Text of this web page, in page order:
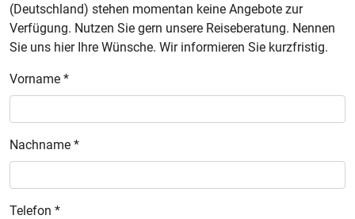
(Deutschland) stehen momentan keine Angebote zur
Verfügung. Nutzen Sie gern unsere Reiseberatung. Nennen
Sie uns hier Ihre Wünsche. Wir informieren Sie kurzfristig.
Vorname *
Nachname *
Telefon *